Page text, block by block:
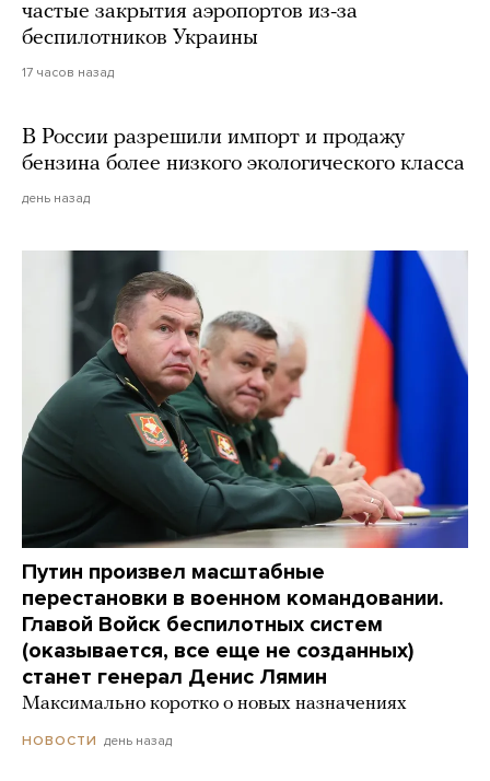
частые закрытия аэропортов из-за
беспилотников Украины
17 часов назад
В России разрешили импорт и продажу
бензина более низкого экологического класса
день назад
Путин произвел масштабные
перестановки в военном командовании.
Главой Войск беспилотных систем
(оказывается, все еще не созданных)
станет генерал Денис Лямин
Максимально коротко о новых назначениях
НОВОСТИ день назад